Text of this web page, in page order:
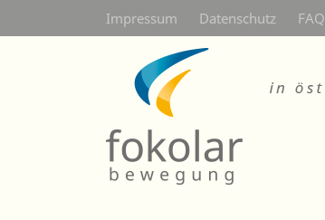
Secondarymenü
Impressum Datenschutz FAQ